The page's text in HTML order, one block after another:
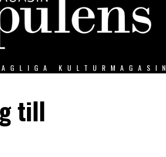
KULTURMAGASIN
till